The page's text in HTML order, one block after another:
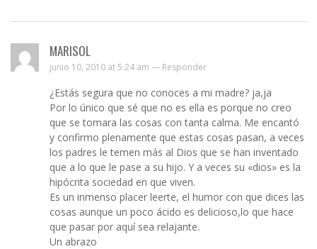
MARISOL
junio 10, 2010 at 5:24 am — Responder
¿Estás segura que no conoces a mi madre? ja,ja
Por lo único que sé que no es ella es porque no creo
que se tomara las cosas con tanta calma. Me encantó
y confirmo plenamente que estas cosas pasan, a veces
los padres le temen más al Dios que se han inventado
que a lo que le pase a su hijo. Y a veces su «dios» es la
hipócrita sociedad en que viven.
Es un inmenso placer leerte, el humor con que dices las
cosas aunque un poco ácido es delicioso,lo que hace
que pasar por aquí sea relajante.
Un abrazo